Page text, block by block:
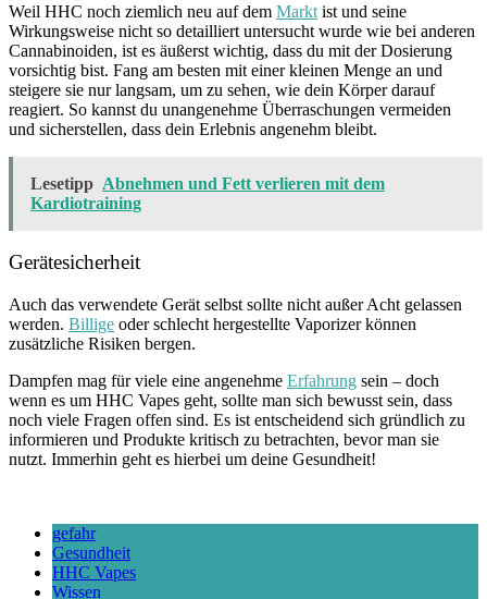
Weil HHC noch ziemlich neu auf dem Markt ist und seine
Wirkungsweise nicht so detailliert untersucht wurde wie bei anderen
Cannabinoiden, ist es äußerst wichtig, dass du mit der Dosierung
vorsichtig bist. Fang am besten mit einer kleinen Menge an und
steigere sie nur langsam, um zu sehen, wie dein Körper darauf
reagiert. So kannst du unangenehme Überraschungen vermeiden
und sicherstellen, dass dein Erlebnis angenehm bleibt.
Lesetipp Abnehmen und Fett verlieren mit dem
Kardiotraining
Gerätesicherheit
Auch das verwendete Gerät selbst sollte nicht außer Acht gelassen
werden. Billige oder schlecht hergestellte Vaporizer können
zusätzliche Risiken bergen.
Dampfen mag für viele eine angenehme Erfahrung sein – doch
wenn es um HHC Vapes geht, sollte man sich bewusst sein, dass
noch viele Fragen offen sind. Es ist entscheidend sich gründlich zu
informieren und Produkte kritisch zu betrachten, bevor man sie
nutzt. Immerhin geht es hierbei um deine Gesundheit!
gefahr
Gesundheit
HHC Vapes
Wissen